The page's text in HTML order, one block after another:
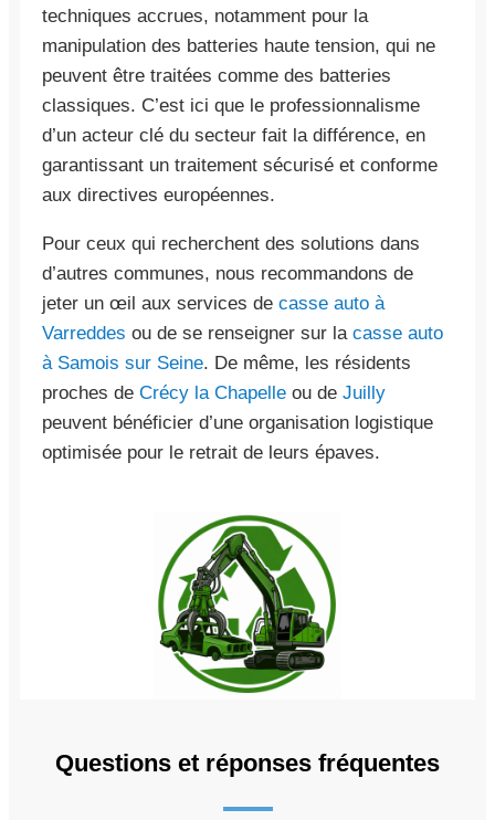
techniques accrues, notamment pour la
manipulation des batteries haute tension, qui ne
peuvent être traitées comme des batteries
classiques. C’est ici que le professionnalisme
d’un acteur clé du secteur fait la différence, en
garantissant un traitement sécurisé et conforme
aux directives européennes.
Pour ceux qui recherchent des solutions dans
d’autres communes, nous recommandons de
jeter un œil aux services de casse auto à
Varreddes ou de se renseigner sur la casse auto
à Samois sur Seine. De même, les résidents
proches de Crécy la Chapelle ou de Juilly
peuvent bénéficier d’une organisation logistique
optimisée pour le retrait de leurs épaves.
Questions et réponses fréquentes